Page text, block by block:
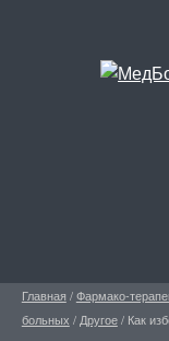
Главная /Фармако-
больных / Другое/ Как